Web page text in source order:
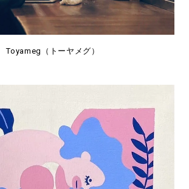
Toyameg（トーヤメグ）